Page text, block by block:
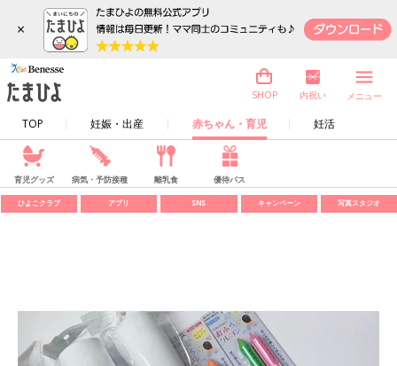
×
TOP 妊娠・出産 赤ちゃん・育児 妊活
SHOP 内祝い メニュー
育児グッズ 病気・予防接種 離乳食 優待パス
ひよこクラブ アプリ SNS キャンペーン 写真スタジオ